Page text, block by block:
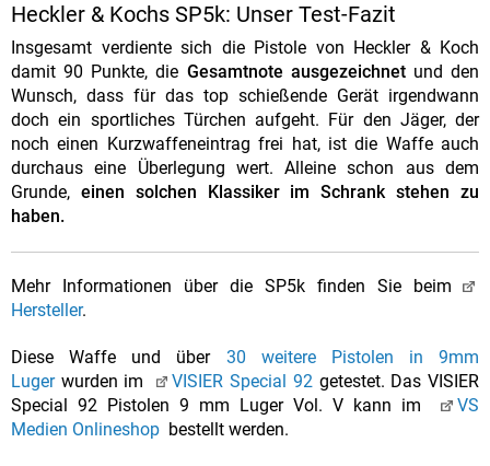
Heckler & Kochs SP5k: Unser Test-Fazit
Insgesamt verdiente sich die Pistole von Heckler & Koch
damit 90 Punkte, die Gesamtnote ausgezeichnetund den
Wunsch, dass für das top schießende Gerät irgendwann
doch ein sportliches Türchen aufgeht. Für den Jäger, der
noch einen Kurzwaffeneintrag frei hat, ist die Waffe auch
durchaus eine Überlegung wert. Alleine schon aus dem
Grunde, einen solchen Klassiker im Schrank stehen zu
haben.
Mehr Informationen über die SP5k finden Sie beim
Hersteller.
Diese Waffe und über 30 weitere Pistolen in 9mm
Lugerwurden im VISIER Special 92getestet. Das VISIER
Special 92 Pistolen 9 mm Luger Vol. V kann im
VS
Medien Onlineshop bestellt werden.